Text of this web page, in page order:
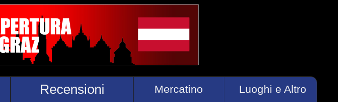
Recensioni Mercatino Luoghi e Altro